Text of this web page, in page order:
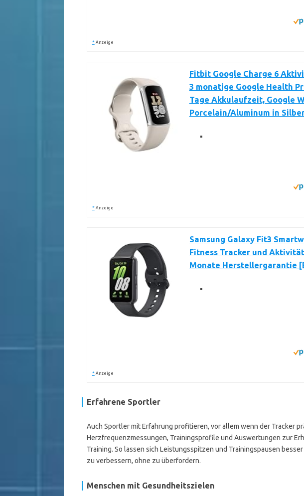
* Anzeige
Fitbit Google Charge 6
3 monatige Google Health
Tage Akkulaufzeit, Google
Porcelain/Aluminum in
* Anzeige
Samsung Galaxy Fit3
Fitness Tracker und
Monate Herstellergarantie
* Anzeige
Erfahrene Sportler
Auch Sportler mit Erfahrung profitieren, vor allem wenn der Tracker
Herzfrequenzmessungen, Trainingsprofile und Auswertungen zur
Training. So lassen sich Leistungsspitzen und Trainingspausen
zu verbessern, ohne zu überfordern.
Menschen mit Gesundheitszielen